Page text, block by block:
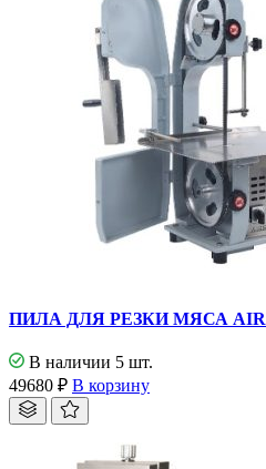
ПИЛА ДЛЯ РЕЗКИ МЯСА
В наличии 5 шт.
49680 ₽ В корзину